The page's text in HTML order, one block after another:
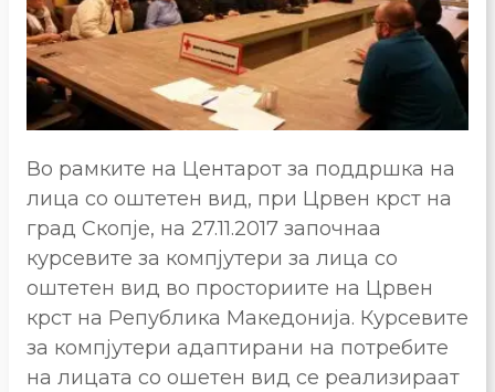
Во рамките на Центарот за поддршка на
лица со оштетен вид, при Црвен крст на
град Скопје, на 27.11.2017 започнаа
курсевите за компјутери за лица со
оштетен вид во просториите на Црвен
крст на Република Македонија. Курсевите
за компјутери адаптирани на потребите
на лицата со ошетен вид се реализираат